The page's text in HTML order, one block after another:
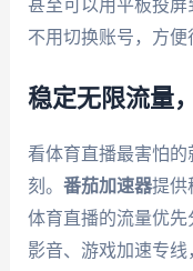
甚至可以用平板投
不用切换账号，方便
稳定无限流量
看体育直播最害怕
刻。 番茄加速器提供
体育直播的流量优先
影音、游戏加速专